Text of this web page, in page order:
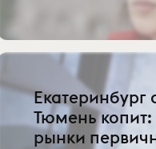
Екатеринбург
Тюмень
рынки